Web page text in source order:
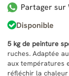
Partager sur
Disponible
5 kg de peinture
ruches. Adaptée
aux températures
réfléchir la